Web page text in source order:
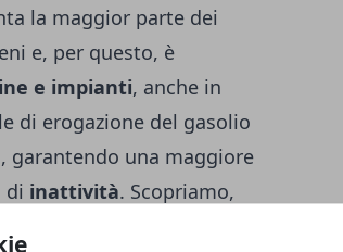
la maggior parte dei
e, per questo, è
e impianti, anche in
di erogazione del gasolio
una maggiore
di inattività. Scopriamo,
dettaglio sui campi di